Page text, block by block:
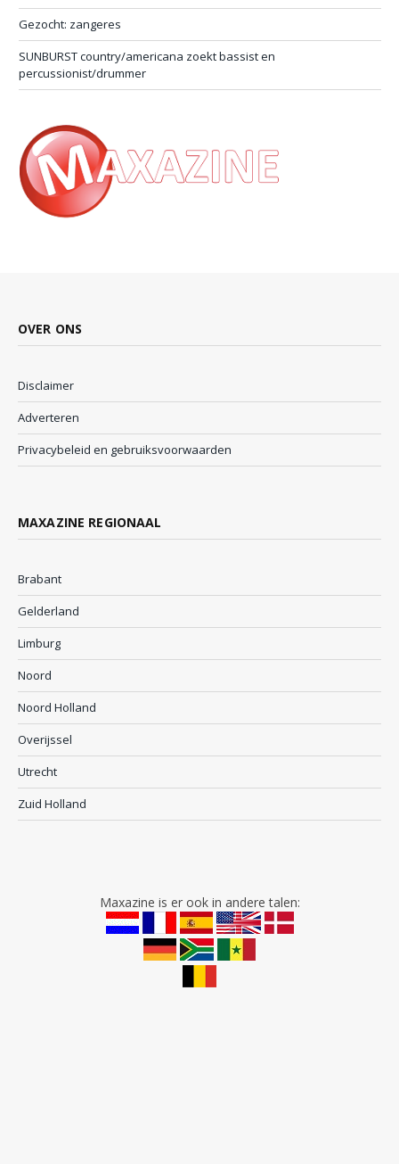
Gezocht: zangeres
SUNBURST country/americana zoekt bassist en
percussionist/drummer
OVER ONS
Disclaimer
Adverteren
Privacybeleid en gebruiksvoorwaarden
MAXAZINE REGIONAAL
Brabant
Gelderland
Limburg
Noord
Noord Holland
Overijssel
Utrecht
Zuid Holland
Maxazine is er ook in andere talen: